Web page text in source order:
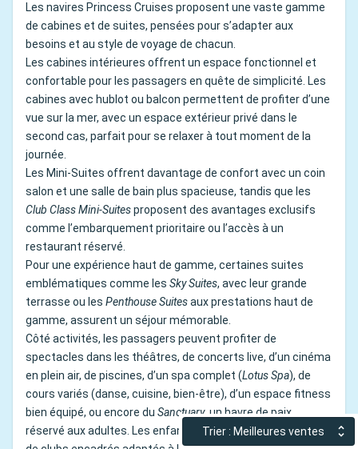
Trier : Meilleures ventes
Les navires Princess Cruises proposent une vaste gamme
de cabines et de suites, pensées pour s’adapter aux
besoins et au style de voyage de chacun.
Les cabines intérieures offrent un espace fonctionnel et
confortable pour les passagers en quête de simplicité. Les
cabines avec hublot ou balcon permettent de profiter d’une
vue sur la mer, avec un espace extérieur privé dans le
second cas, parfait pour se relaxer à tout moment de la
journée.
Les Mini-Suites offrent davantage de confort avec un coin
salon et une salle de bain plus spacieuse, tandis que les
Club Class Mini-Suitesproposent des avantages exclusifs
comme l’embarquement prioritaire ou l’accès à un
restaurant réservé.
Pour une expérience haut de gamme, certaines suites
emblématiques comme les Sky Suites, avec leur grande
terrasse ou les Penthouse Suitesaux prestations haut de
gamme, assurent un séjour mémorable.
Côté activités, les passagers peuvent profiter de
spectacles dans les théâtres, de concerts live, d’un cinéma
en plein air, de piscines, d’un spa complet (Lotus Spa), de
cours variés (danse, cuisine, bien-être), d’un espace fitness
bien équipé, ou encore du Sanctuary, un havre de paix
réservé aux adultes. Les enfants et adolescent bénéficient